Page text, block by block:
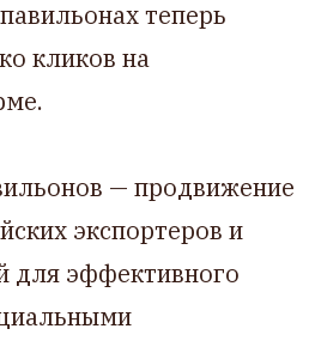
теперь
кликов на
— продвижение
экспортеров и
для эффективного